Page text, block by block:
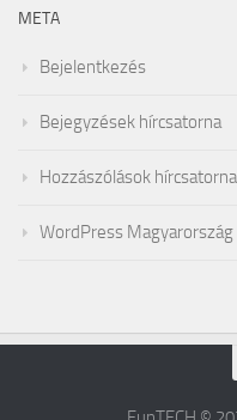
META
Bejelentkezés
Bejegyzések hírcsatorna
Hozzászólások hírcsatorna
WordPress Magyarország